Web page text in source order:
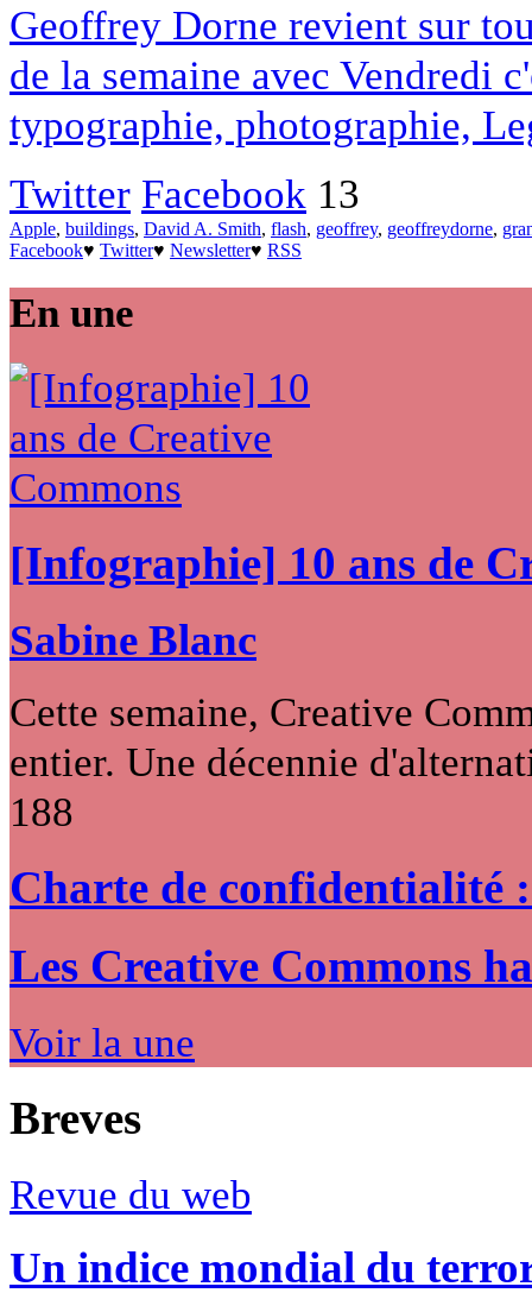
Geoffrey Dorne revient sur
de la semaine avec Vendredi
typographie, photographie,
Twitter Facebook 13
Apple, buildings, David A. Smith, flash, geoffrey, geoffreydorne,
Facebook♥ Twitter♥ Newsletter♥ RSS
En une
[Infographie] 10 ans de
Sabine Blanc
Cette semaine, Creative
entier. Une décennie
188
Charte de confidentialité
Les Creative Commons
Voir la une
Breves
Revue du web
Un indice mondial du